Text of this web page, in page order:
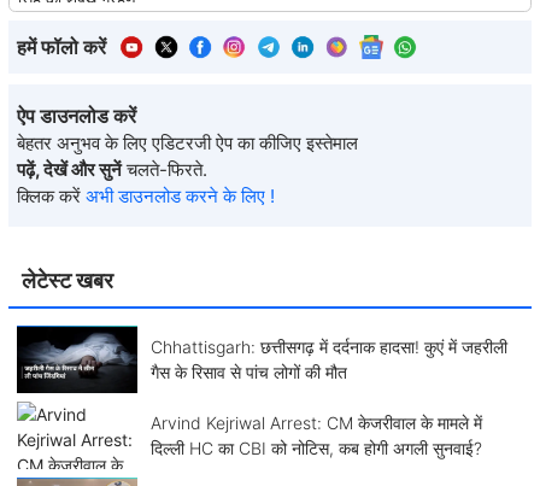
लेटेस्ट खबर
Chhattisgarh: छत्तीसगढ़ में दर्दनाक हादसा! कुएं में जहरीली
गैस के रिसाव से पांच लोगों की मौत
Arvind Kejriwal Arrest: CM केजरीवाल के मामले में
दिल्ली HC का CBI को नोटिस, कब होगी अगली सुनवाई?
हमें फॉलो करें
ऐप डाउनलोड करें
बेहतर अनुभव के लिए एडिटरजी ऐप का कीजिए इस्तेमाल
पढ़ें, देखें और सुनें चलते-फिरते.
क्लिक करें अभी डाउनलोड करने के लिए !